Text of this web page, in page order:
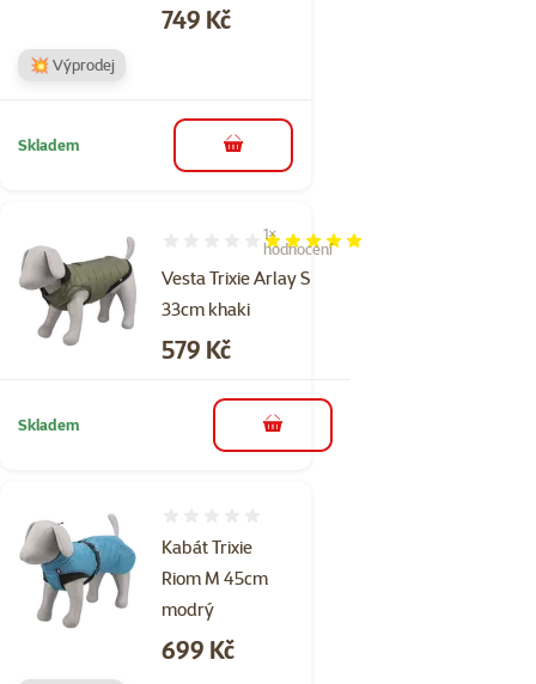
Cena
749 Kč
💥 Výprodej
Skladem do košíku
Vesta Trixie Arlay S
33cm khaki
Hodnocení 100%, počet hodnocení: 1
1×
hodnocení
Cena
579 Kč
Skladem do košíku
Kabát Trixie
Riom M 45cm
modrý
Cena
699 Kč